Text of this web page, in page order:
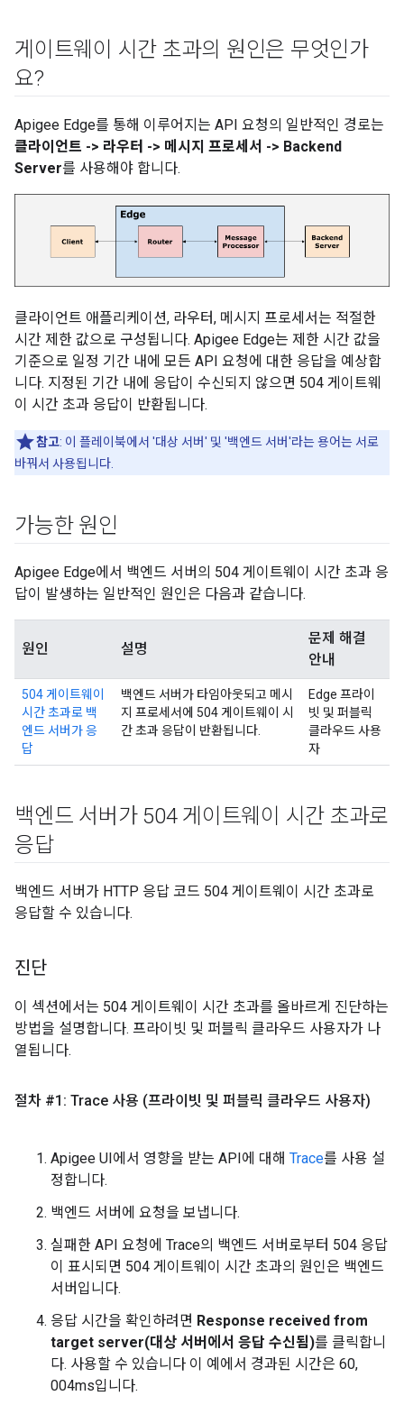
게이트웨이 시간 초과의 원인은 무엇인가
요?
Apigee Edge를 통해 이루어지는 API 요청의 일반적인 경로는
클라이언트 -> 라우터 -> 메시지 프로세서 -> Backend
Server를 사용해야 합니다.
클라이언트 애플리케이션, 라우터, 메시지 프로세서는 적절한
시간 제한 값으로 구성됩니다. Apigee Edge는 제한 시간 값을
기준으로 일정 기간 내에 모든 API 요청에 대한 응답을 예상합
니다. 지정된 기간 내에 응답이 수신되지 않으면 504 게이트웨
이 시간 초과 응답이 반환됩니다.
참고: 이 플레이북에서 '대상 서버' 및 '백엔드 서버'라는 용어는 서로
바꿔서 사용됩니다.
가능한 원인
Apigee Edge에서 백엔드 서버의 504 게이트웨이 시간 초과 응
답이 발생하는 일반적인 원인은 다음과 같습니다.
원인 설명
문제 해결
안내
504 게이트웨이
시간 초과로 백
엔드 서버가 응
답
백엔드 서버가 타임아웃되고 메시
지 프로세서에 504 게이트웨이 시
간 초과 응답이 반환됩니다.
Edge 프라이
빗 및 퍼블릭
클라우드 사용
자
백엔드 서버가 504 게이트웨이 시간 초과로
응답
백엔드 서버가 HTTP 응답 코드 504 게이트웨이 시간 초과로
응답할 수 있습니다.
진단
이 섹션에서는 504 게이트웨이 시간 초과를 올바르게 진단하는
방법을 설명합니다. 프라이빗 및 퍼블릭 클라우드 사용자가 나
열됩니다.
절차 #1: Trace 사용 (프라이빗 및 퍼블릭 클라우드 사용자)
Apigee UI에서 영향을 받는 API에 대해 Trace를 사용 설
정합니다.
백엔드 서버에 요청을 보냅니다.
실패한 API 요청에 Trace의 백엔드 서버로부터 504 응답
이 표시되면 504 게이트웨이 시간 초과의 원인은 백엔드
서버입니다.
응답 시간을 확인하려면 Response received from
target server(대상 서버에서 응답 수신됨)를 클릭합니
다. 사용할 수 있습니다 이 예에서 경과된 시간은 60,
004ms입니다.